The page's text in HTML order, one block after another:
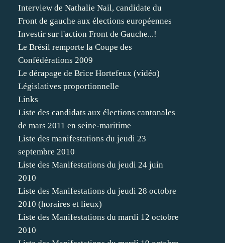
Interview de Nathalie Nail, candidate du
Front de gauche aux élections européennes
Investir sur l'action Front de Gauche...!
Le Brésil remporte la Coupe des
Confédérations 2009
Le dérapage de Brice Hortefeux (vidéo)
Législatives proportionnelle
Links
Liste des candidats aux élections cantonales
de mars 2011 en seine-maritime
Liste des manifestations du jeudi 23
septembre 2010
Liste des Manifestations du jeudi 24 juin
2010
Liste des Manifestations du jeudi 28 octobre
2010 (horaires et lieux)
Liste des Manifestations du mardi 12 octobre
2010